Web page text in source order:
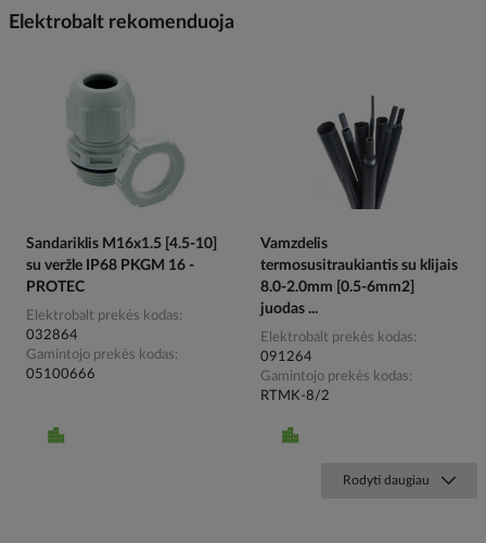
Elektrobalt rekomenduoja
Sandariklis M16x1.5 [4.5-10]
su veržle IP68 PKGM 16 -
PROTEC
Elektrobalt prekės kodas
032864
Gamintojo prekės kodas
05100666
Vamzdelis
termosusitraukiantis su klijais
8.0-2.0mm [0.5-6mm2]
juodas ...
Elektrobalt prekės kodas
091264
Gamintojo prekės kodas
RTMK-8/2
Rodyti daugiau